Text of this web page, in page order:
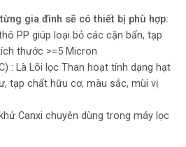
gia đình sẽ có thiết bị phù hợp:
PP giúp loại bỏ các cặn bẩn, tạp
thước >=5 Micron
: Là Lõi lọc Than hoạt tính dạng hạt
tạp chất hữu cơ, màu sắc, mùi vị
Canxi chuyên dùng trong máy lọc